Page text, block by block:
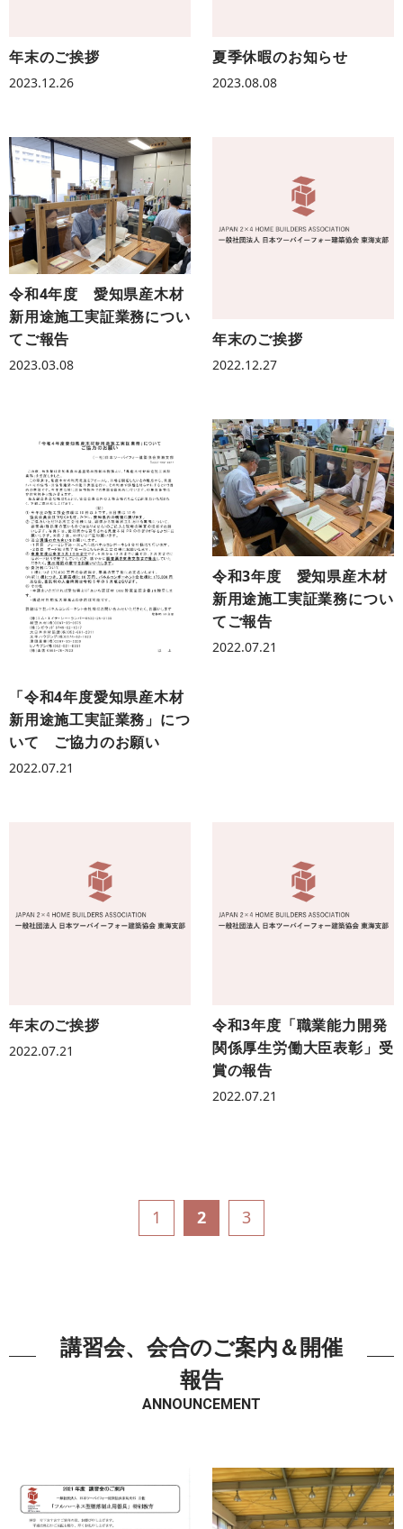
年末のご挨拶
2023.12.26
夏季休暇のお知らせ
2023.08.08
令和4年度 愛知県産木材
新用途施工実証業務につい
てご報告
2023.03.08
年末のご挨拶
2022.12.27
「令和4年度愛知県産木材
新用途施工実証業務」につ
いて ご協力のお願い
2022.07.21
令和3年度 愛知県産木材
新用途施工実証業務につい
てご報告
2022.07.21
年末のご挨拶
2022.07.21
令和3年度「職業能力開発
関係厚生労働大臣表彰」受
賞の報告
2022.07.21
1 2 3
講習会、会合のご案内＆開催
報告
ANNOUNCEMENT